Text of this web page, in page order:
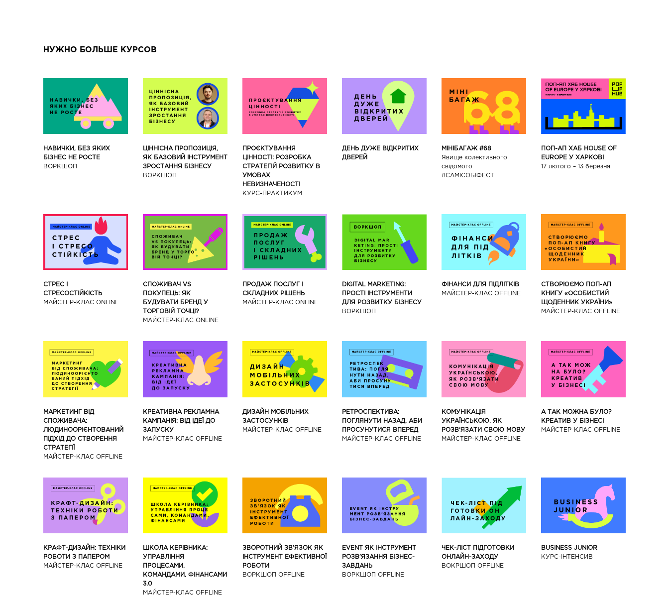
НУЖНО БОЛЬШЕ КУРСОВ
НАВИЧКИ, БЕЗ ЯКИХ
БІЗНЕС НЕ РОСТЕ
ВОРКШОП
ЦІННІСНА ПРОПОЗИЦІЯ,
ЯК БАЗОВИЙ ІНСТРУМЕНТ
ЗРОСТАННЯ БІЗНЕСУ
ВОРКШОП
ПРОЄКТУВАННЯ
ЦІННОСТІ: РОЗРОБКА
СТРАТЕГІЙ РОЗВИТКУ В
УМОВАХ
НЕВИЗНАЧЕНОСТІ
КУРС-ПРАКТИКУМ
ДЕНЬ ДУЖЕ ВІДКРИТИХ
ДВЕРЕЙ
МІНІБАГАЖ #68
Явище колективного
свідомого
#САМІСОБІФЕСТ
ПОП-АП ХАБ HOUSE OF
EUROPE У ХАРКОВІ
17 лютого – 13 березня
СТРЕС І
СТРЕСОСТІЙКІСТЬ
МАЙСТЕР-КЛАС ONLINE
СПОЖИВАЧ VS
ПОКУПЕЦЬ: ЯК
БУДУВАТИ БРЕНД У
ТОРГОВІЙ ТОЧЦІ?
МАЙСТЕР-КЛАС ONLINE
ПРОДАЖ ПОСЛУГ І
СКЛАДНИХ РІШЕНЬ
МАЙСТЕР-КЛАС ONLINE
DIGITAL MARKETING:
ПРОСТІ ІНСТРУМЕНТИ
ДЛЯ РОЗВИТКУ БІЗНЕСУ
ВОРКШОП
ФІНАНСИ ДЛЯ ПІДЛІТКІВ
МАЙCТЕР-КЛАС OFFLINE
СТВОРЮЄМО ПОП-АП
КНИГУ «ОСОБИСТИЙ
ЩОДЕННИК УКРАЇНИ»
МАЙCТЕР-КЛАС OFFLINE
МАРКЕТИНГ ВІД
СПОЖИВАЧА:
ЛЮДИНООРІЄНТОВАНИЙ
ПІДХІД ДО СТВОРЕННЯ
СТРАТЕГІЇ
МАЙCТЕР-КЛАС OFFLINE
КРЕАТИВНА РЕКЛАМНА
КАМПАНІЯ: ВІД ІДЕЇ ДО
ЗАПУСКУ
МАЙCТЕР-КЛАС OFFLINE
ДИЗАЙН МОБІЛЬНИХ
ЗАСТОСУНКІВ
МАЙCТЕР-КЛАС OFFLINE
РЕТРОСПЕКТИВА:
ПОГЛЯНУТИ НАЗАД, АБИ
ПРОСУНУТИСЯ ВПЕРЕД
МАЙCТЕР-КЛАС OFFLINE
КОМУНІКАЦІЯ
УКРАЇНСЬКОЮ, ЯК
РОЗВ‘ЯЗАТИ СВОЮ МОВУ
МАЙCТЕР-КЛАС OFFLINE
А ТАК МОЖНА БУЛО?
КРЕАТИВ У БІЗНЕСІ
МАЙCТЕР-КЛАС OFFLINE
КРАФТ-ДИЗАЙН: ТЕХНІКИ
РОБОТИ З ПАПЕРОМ
МАЙCТЕР-КЛАС OFFLINE
ШКОЛА КЕРІВНИКА:
УПРАВЛІННЯ
ПРОЦЕСАМИ,
КОМАНДАМИ, ФІНАНСАМИ
3.0
МАЙCТЕР-КЛАС OFFLINE
ЗВОРОТНИЙ ЗВ’ЯЗОК ЯК
ІНСТРУМЕНТ ЕФЕКТИВНОЇ
РОБОТИ
ВОРКШОП OFFLINE
EVENT ЯК ІНСТРУМЕНТ
РОЗВ’ЯЗАННЯ БІЗНЕС-
ЗАВДАНЬ
ВОРКШОП OFFLINE
ЧЕК-ЛІСТ ПІДГОТОВКИ
ОНЛАЙН-ЗАХОДУ
ВОКРШОП OFFLINE
BUSINESS JUNIOR
КУРС-IНТЕНСИВ